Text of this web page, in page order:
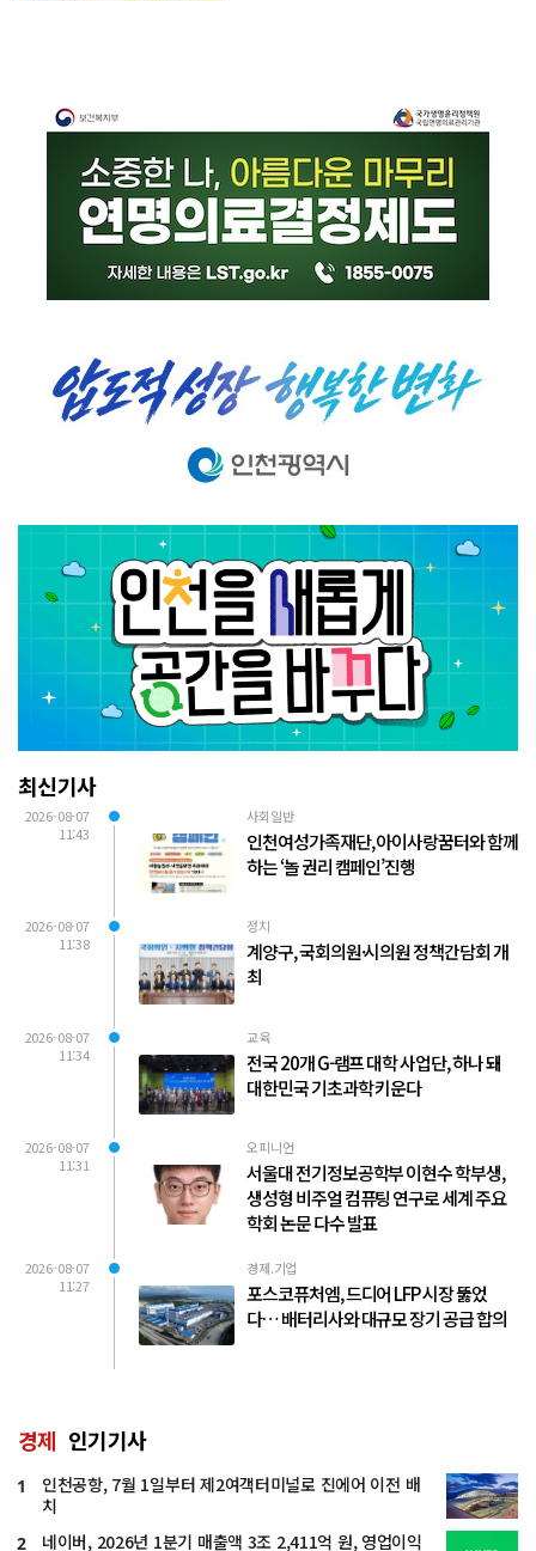
최신기사
2026-08-07
11:43
사회일반
인천여성가족재단, 아이사랑꿈터와 함께
하는 ‘놀 권리 캠페인’진행
2026-08-07
11:38
정치
계양구, 국회의원·시의원 정책간담회 개
최
2026-08-07
11:34
교육
전국 20개 G-램프 대학 사업단, 하나 돼
대한민국 기초과학 키운다
2026-08-07
11:31
오피니언
서울대 전기정보공학부 이현수 학부생,
생성형 비주얼 컴퓨팅 연구로 세계 주요
학회 논문 다수 발표
2026-08-07
11:27
경제.기업
포스코퓨처엠, 드디어 LFP 시장 뚫었
다… 배터리사와 대규모 장기 공급 합의
경제 인기기사
1
인천공항, 7월 1일부터 제2여객터미널로 진에어 이전 배
치
2
네이버, 2026년 1분기 매출액 3조 2,411억 원, 영업이익